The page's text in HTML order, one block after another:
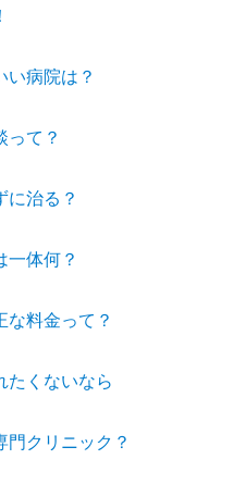
い病院は？
って？
に治る？
一体何？
な料金って？
たくないなら
クリニック？